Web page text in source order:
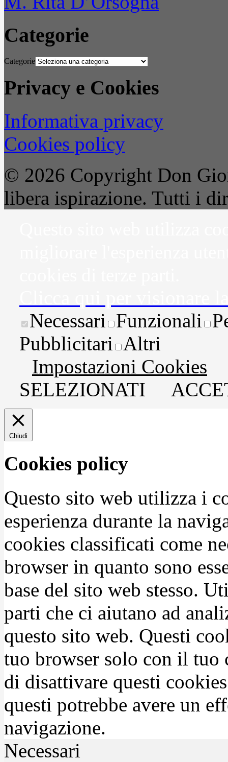
Categorie
Categorie
Privacy e Cookies
Informativa privacy
Cookies policy
© 2026 Copyright Don
libera ispirazione. Tutti i
Necessari Funzionali
Pubblicitari Altri
Impostazioni Cookies
SELEZIONATI
Chiudi
Cookies policy
Questo sito web utilizza i
esperienza durante la
cookies classificati come
browser in quanto sono
base del sito web stesso.
parti che ci aiutano ad
questo sito web. Questi
tuo browser solo con il tuo
di disattivare questi
questi potrebbe avere un
navigazione.
Necessari